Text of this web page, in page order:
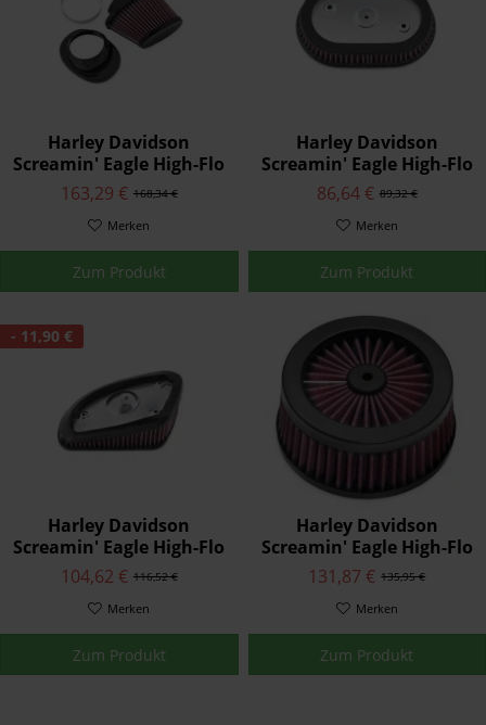
Harley Davidson
Screamin' Eagle High-Flo
K&N® Austausch-
Luftfilterelement
29400276
168,34 €
163,29 €
Merken
Zum Produkt
Harley Davidson
Screamin' Eagle High-Flo
K&N® Austausch-
Luftfilterelement
29400293
89,32 €
86,64 €
Merken
Zum Produkt
- 11,90 €
Harley Davidson
Screamin' Eagle High-Flo
K&N® Austausch-
Luftfilterelement
29400247
116,52 €
104,62 €
Merken
Zum Produkt
Harley Davidson
Screamin' Eagle High-Flo
K&N® Austausch-
Luftfilterelement
29400065
135,95 €
131,87 €
Merken
Zum Produkt